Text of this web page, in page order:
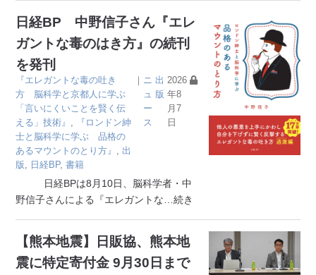
日経BP 中野信子さん『エレ
ガントな毒のはき方』の続刊
を発刊
『エレガントな毒の吐き
方 脳科学と京都人に学ぶ
「言いにくいことを賢く伝
える」技術』
『ロンドン紳
士と脳科学に学ぶ 品格の
あるマウントのとり方』
出
版
日経BP,書籍
｜ ニ
ュ
ー
ス
出
版
2026
年8
月7
日
日経BPは8月10日、脳科学者・中
野信子さんによる『エレガントな …続き
【熊本地震】日販協、熊本地
震に特定寄付金 9月30日まで